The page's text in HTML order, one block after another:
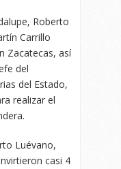
Roberto
Carrillo
Zacatecas, así
del
del Estado,
realizar el
Luévano,
casi 4